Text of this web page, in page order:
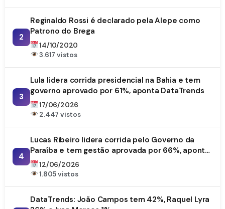
2
Reginaldo Rossi é declarado pela Alepe como
Patrono do Brega
14/10/2020
3.617 vistos
3
Lula lidera corrida presidencial na Bahia e tem
governo aprovado por 61%, aponta DataTrends
17/06/2026
2.447 vistos
4
Lucas Ribeiro lidera corrida pelo Governo da
Paraíba e tem gestão aprovada por 66%, aponta
DataTrends
12/06/2026
1.805 vistos
DataTrends: João Campos tem 42%, Raquel Lyra